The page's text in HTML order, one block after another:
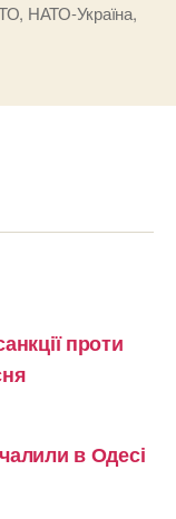
, НАТО-Україна,
проти
в Одесі